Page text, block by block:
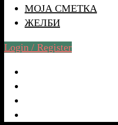
МОЈА СМЕТКА
ЖЕЛБИ
Login / Register